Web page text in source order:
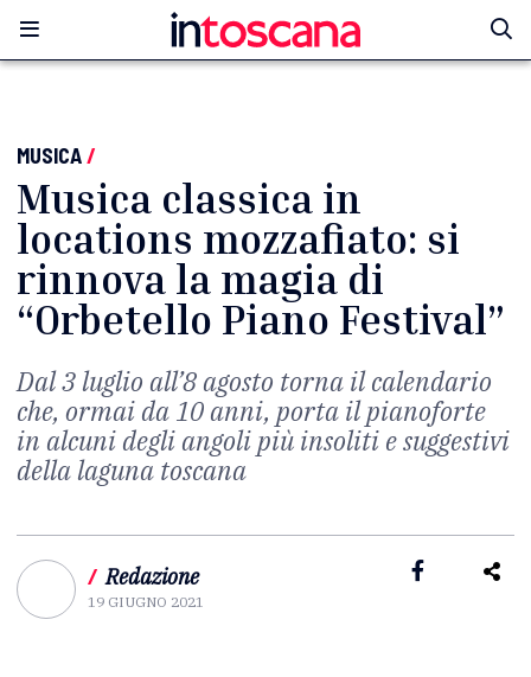
MUSICA/
Musica classica in
locations mozzafiato: si
rinnova la magia di
“Orbetello Piano Festival”
Dal 3 luglio all’8 agosto torna il calendario
che, ormai da 10 anni, porta il pianoforte
in alcuni degli angoli più insoliti e suggestivi
della laguna toscana
/ Redazione
19 GIUGNO 2021